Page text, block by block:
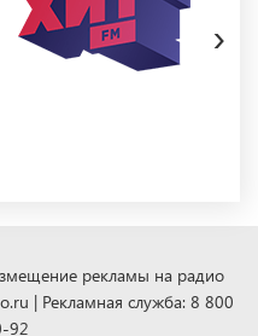
›
рекламы на радио
| Рекламная служба: 8 800
92